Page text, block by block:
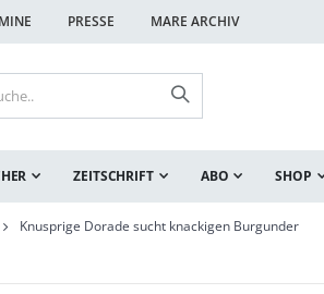
PRESSE MARE ARCHIV
ZEITSCHRIFT ABO SHOP
Knusprige Dorade sucht knackigen Burgunder